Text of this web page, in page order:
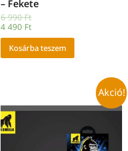
– Fekete
6 990Ft
4 490 Ft
Kosárba teszem
Akció!